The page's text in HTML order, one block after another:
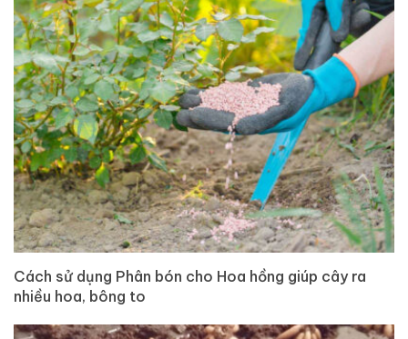
Cách sử dụng Phân bón cho Hoa hồng giúp cây ra
nhiều hoa, bông to